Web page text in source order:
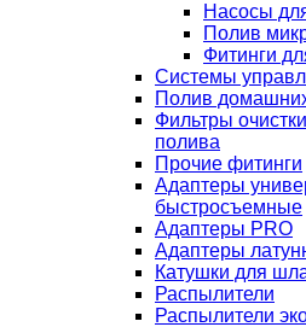
Насосы
Полив
Фитинги
Системы
Полив
Фильтры
полива
Прочие фитинги
Адаптеры
быстросъемные
Адаптеры PRO
Адаптеры
Катушки для
Распылители
Распылители